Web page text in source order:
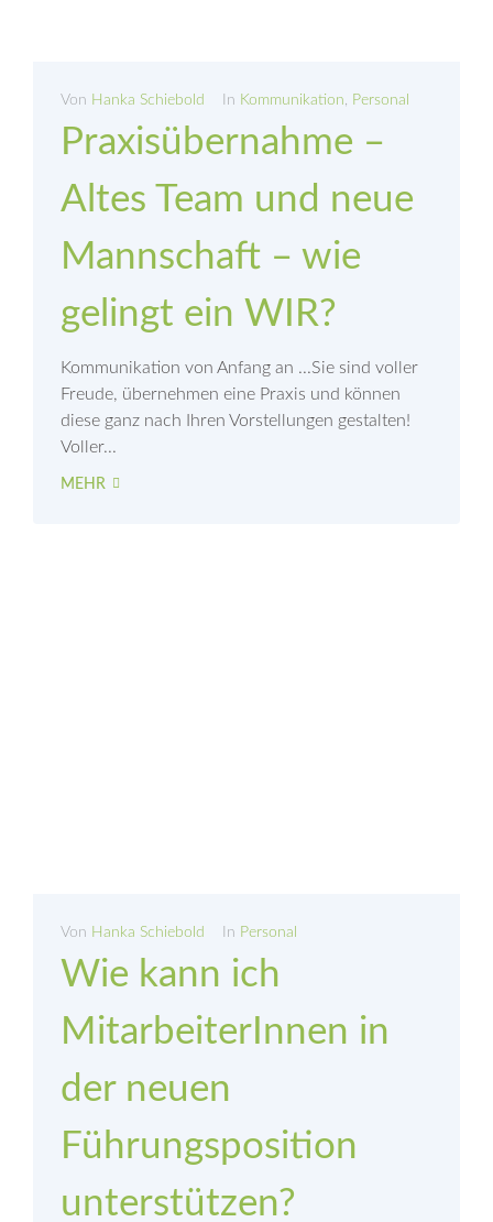
Von Hanka Schiebold In Kommunikation, Personal
Praxisübernahme –
Altes Team und neue
Mannschaft – wie
gelingt ein WIR?
Kommunikation von Anfang an ...Sie sind voller
Freude, übernehmen eine Praxis und können
diese ganz nach Ihren Vorstellungen gestalten!
Voller...
MEHR
Von Hanka Schiebold In Personal
Wie kann ich
MitarbeiterInnen in
der neuen
Führungsposition
unterstützen?